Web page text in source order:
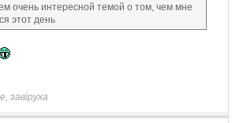
очень интересной темой о том, чем мне
этот день
завiруха